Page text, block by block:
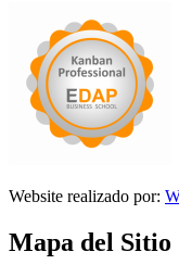
Website realizado por:
Mapa del Sitio